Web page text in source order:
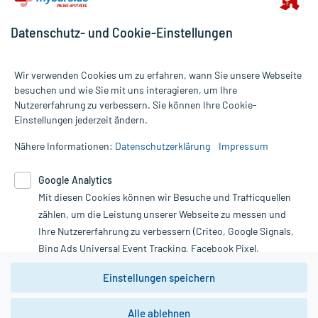
Alle Preise gelten inkl. MwSt., ggf. zzgl. Versandkosten
Informationen auf dieser Website werden ausschließlich für
die Untersuchung und Behandlung durch einen Arzt. Bitte
Therapien eingeleitet werden können. | Diese Webseite benutzt
Google Analytics. Lesen Sie bitte dazu die wichtigen Hinweise in
unserer Datenschutzerklärung. Für den Widerruf einer Bestellung
nutzen Sie das Formular:
Vertrag widerrufen
*Hinweise zu unseren Aktionen und Bewertungen
Datenschutz- und Cookie-Einstellungen
Wir verwenden Cookies um zu erfahren, wann Sie unsere Webseite
besuchen und wie Sie mit uns interagieren, um Ihre
Nutzererfahrung zu verbessern. Sie können Ihre Cookie-
Einstellungen jederzeit ändern.
Nähere Informationen: Datenschutzerklärung Impressum
Google Analytics
Mit diesen Cookies können wir Besuche und Trafficquellen
zählen, um die Leistung unserer Webseite zu messen und
Ihre Nutzererfahrung zu verbessern (Criteo, Google Signals,
Bing Ads Universal Event Tracking, Facebook Pixel,
Youtube-Social Plugin).
Wir weisen darauf hin, dass die
Einstellungen speichern
Alle ablehnen